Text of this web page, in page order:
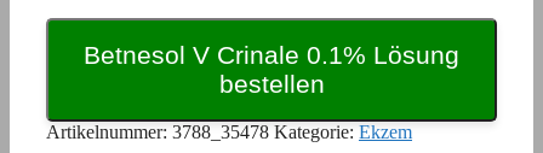
Betnesol V Crinale 0.1% Lösung
bestellen
Artikelnummer: 3788_35478 Kategorie: Ekzem